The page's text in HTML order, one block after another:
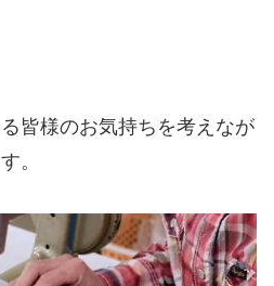
皆様のお気持ちを考えなが
。